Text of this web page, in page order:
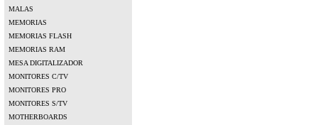
MALAS
MEMORIAS
MEMORIAS FLASH
MEMORIAS RAM
MESA DIGITALIZADOR
MONITORES C/TV
MONITORES PRO
MONITORES S/TV
MOTHERBOARDS